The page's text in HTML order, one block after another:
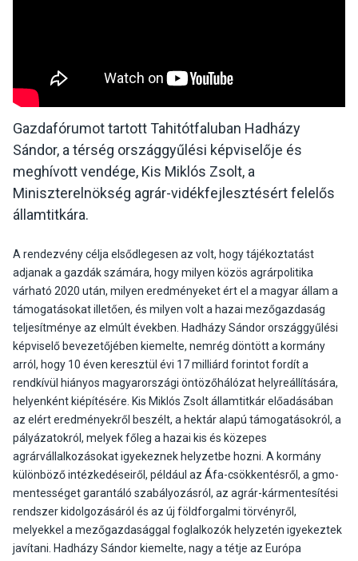
Gazdafórumot tartott Tahitótfaluban Hadházy
Sándor, a térség országgyűlési képviselője és
meghívott vendége, Kis Miklós Zsolt, a
Miniszterelnökség agrár-vidékfejlesztésért felelős
államtitkára.
A rendezvény célja elsődlegesen az volt, hogy tájékoztatást
adjanak a gazdák számára, hogy milyen közös agrárpolitika
várható 2020 után, milyen eredményeket ért el a magyar állam a
támogatásokat illetően, és milyen volt a hazai mezőgazdaság
teljesítménye az elmúlt években. Hadházy Sándor országgyűlési
képviselő bevezetőjében kiemelte, nemrég döntött a kormány
arról, hogy 10 éven keresztül évi 17 milliárd forintot fordít a
rendkívül hiányos magyarországi öntözőhálózat helyreállítására,
helyenként kiépítésére. Kis Miklós Zsolt államtitkár előadásában
az elért eredményekről beszélt, a hektár alapú támogatásokról, a
pályázatokról, melyek főleg a hazai kis és közepes
agrárvállalkozásokat igyekeznek helyzetbe hozni. A kormány
különböző intézkedéseiről, például az Áfa-csökkentésről, a gmo-
mentességet garantáló szabályozásról, az agrár-kármentesítési
rendszer kidolgozásáról és az új földforgalmi törvényről,
melyekkel a mezőgazdasággal foglalkozók helyzetén igyekeztek
javítani. Hadházy Sándor kiemelte, nagy a tétje az Európa